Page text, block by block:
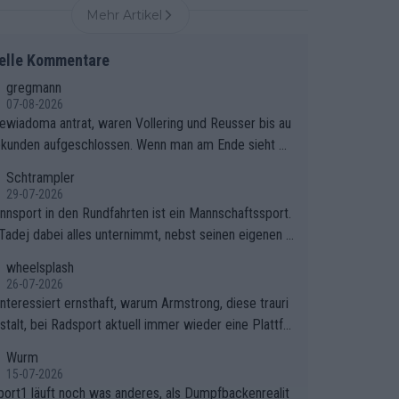
Mehr Artikel
Kommentare
gregmann
07-08-2026
antrat, waren Vollering und Reusser bis au
aufgeschlossen. Wenn man am Ende sieht wi
Vollering die 7 Sekunden zu Niewiadoma nicht ge
hat und den Abstand hat anwachsen lassen. Ein
taktischer Fehler, der den Tour Sieg kosten wird.
Etappe perfekt. Die Zögerlichkeit von Demi Voller
Moment war das entscheidende Puzzleteil,
Niewiadoma die Tür zum Gelben Trikot geöf
taktische Dilemma am Mont VentouxDie psyc
Falle: Vollering spekulierte in dieser Phase dara
Marlen Reusser im Gelben Trikot die Nachführarbe
Schtrampler
29-07-2026
in den Rundfahrten ist ein Mannschaftssport.
dabei alles unternimmt, nebst seinen eigenen A
das ganze Team auch mental stark zu machen und
am Erfolg teilzuhaben, ist ihm ganz hoch anzurech
ist ein Zeichen weit über den Radsport hinaus.
wheelsplash
26-07-2026
ernsthaft, warum Armstrong, diese trauri
bei Radsport aktuell immer wieder eine Plattfo
Wurm
15-07-2026
läuft noch was anderes, als Dumpfbackenrealit